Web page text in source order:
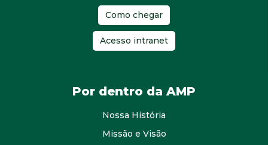
Como chegar
Acesso intranet
Por dentro da AMP
Nossa História
Missão e Visão